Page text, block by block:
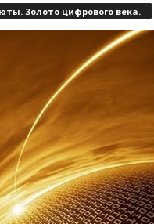
Золото цифрового века.